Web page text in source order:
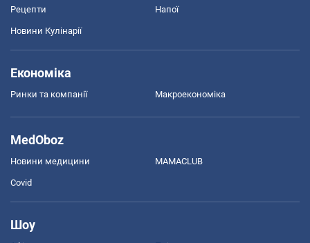
Рецепти Напої
Новини Кулінарії
Економіка
Ринки та компанії Макроекономіка
MedOboz
Новини медицини MAMACLUB
Covid
Шоу